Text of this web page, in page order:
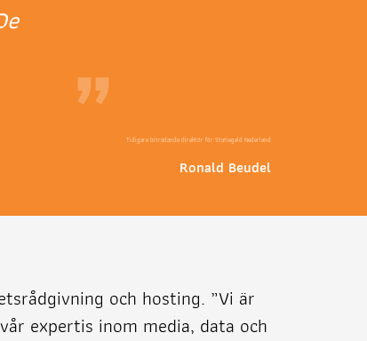
” Tidigare biträdande direktör för Statiegeld Nederland
Ronald Beudel
och hosting. ”Vi är
expertis inom media, data och